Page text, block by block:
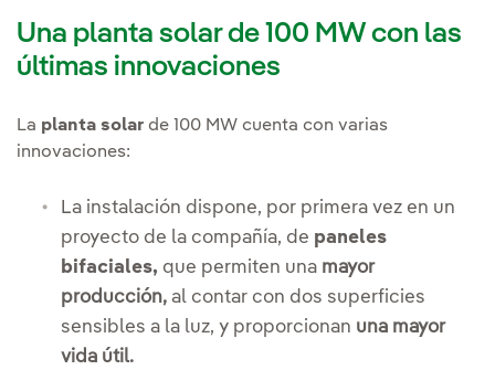
Una planta solar de 100 MW con las
últimas innovaciones
La planta solar de 100 MW cuenta con varias
innovaciones:
La instalación dispone, por primera vez en un
proyecto de la compañía, de paneles
bifaciales, que permiten una mayor
producción, al contar con dos superficies
sensibles a la luz, y proporcionan una mayor
vida útil.